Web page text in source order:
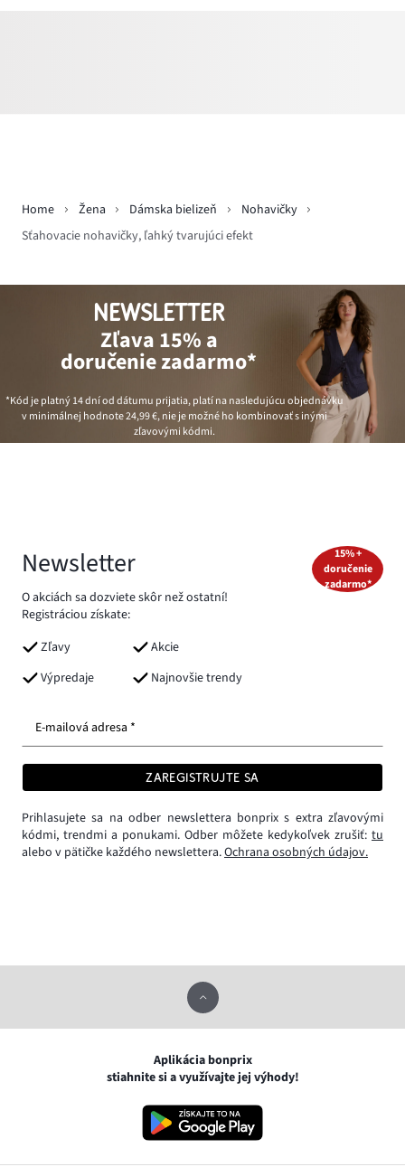
Home Žena Dámska bielizeň
Nohavičky
Sťahovacie nohavičky, ľahký tvarujúci efekt
NEWSLETTER
Zľava 15% a
doručenie zadarmo*
*Kód je platný 14 dní od dátumu prijatia, platí na nasledujúcu objednávku
v minimálnej hodnote24,99 €, nie je možné ho kombinovať s inými
zľavovými kódmi.
Newsletter
O akciách sa dozviete skôr než ostatní!
Registráciou získate:
Zľavy
Akcie
Výpredaje
Najnovšie trendy
15% +
doručenie
zadarmo*
E-mailová adresa *
ZAREGISTRUJTE SA
Prihlasujete sa na odber newslettera bonprix s extra zľavovými
kódmi, trendmi a ponukami. Odber môžete kedykoľvek zrušiť: tu
alebo v pätičke každého newslettera.Ochrana osobných údajov.
Aplikácia bonprix
stiahnite si a využívajte jej výhody!